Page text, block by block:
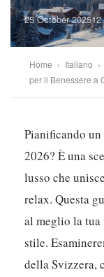
25 October 202512
Home › Italiano ›
per il Benessere a
Pianificando
2026? È una
lusso che
relax. Questa
al meglio la
stile.
della Svizzera,